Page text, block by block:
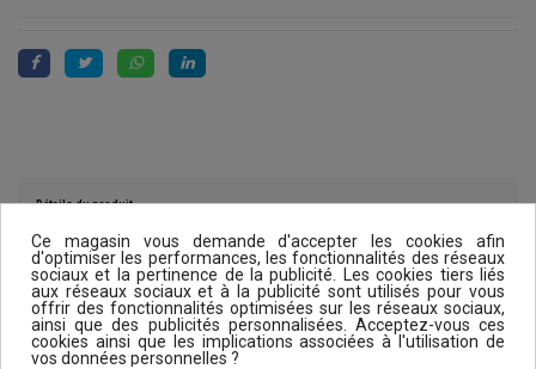
Détails du produit
Reviews (0)
Ce magasin vous demande d'accepter les cookies afin
d'optimiser les performances, les fonctionnalités des réseaux
sociaux et la pertinence de la publicité. Les cookies tiers liés
aux réseaux sociaux et à la publicité sont utilisés pour vous
offrir des fonctionnalités optimisées sur les réseaux sociaux,
ainsi que des publicités personnalisées. Acceptez-vous ces
cookies ainsi que les implications associées à l'utilisation de
vos données personnelles ?